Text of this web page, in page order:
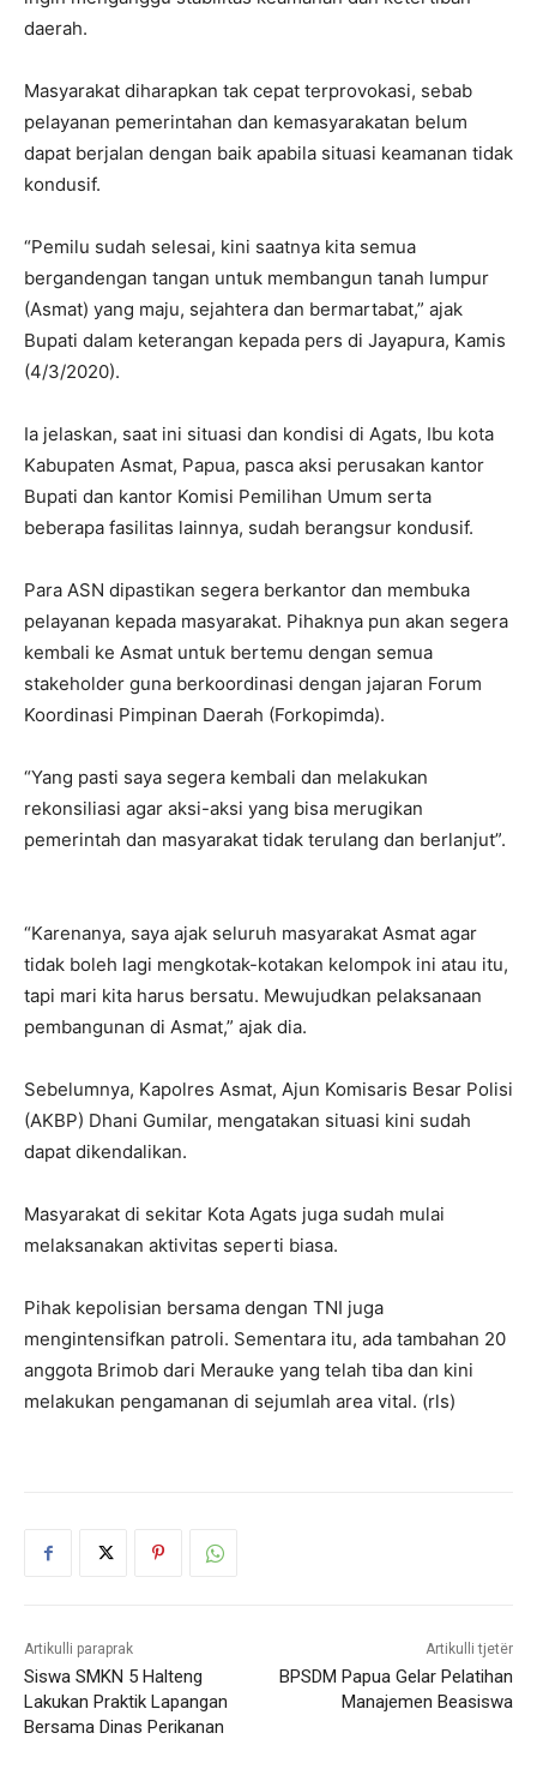
daerah. ⠀
Masyarakat diharapkan tak cepat terprovokasi, sebab
pelayanan pemerintahan dan kemasyarakatan belum
dapat berjalan dengan baik apabila situasi keamanan tidak
kondusif.⠀
“Pemilu sudah selesai, kini saatnya kita semua
bergandengan tangan untuk membangun tanah lumpur
(Asmat) yang maju, sejahtera dan bermartabat,” ajak
Bupati dalam keterangan kepada pers di Jayapura, Kamis
(4/3/2020).
Ia jelaskan, saat ini situasi dan kondisi di Agats, Ibu kota
Kabupaten Asmat, Papua, pasca aksi perusakan kantor
Bupati dan kantor Komisi Pemilihan Umum serta
beberapa fasilitas lainnya, sudah berangsur kondusif. ⠀
Para ASN dipastikan segera berkantor dan membuka
pelayanan kepada masyarakat. Pihaknya pun akan segera
kembali ke Asmat untuk bertemu dengan semua
stakeholder guna berkoordinasi dengan jajaran Forum
Koordinasi Pimpinan Daerah (Forkopimda).⠀
“Yang pasti saya segera kembali dan melakukan
rekonsiliasi agar aksi-aksi yang bisa merugikan
pemerintah dan masyarakat tidak terulang dan berlanjut”.
“Karenanya, saya ajak seluruh masyarakat Asmat agar
tidak boleh lagi mengkotak-kotakan kelompok ini atau itu,
tapi mari kita harus bersatu. Mewujudkan pelaksanaan
pembangunan di Asmat,” ajak dia.⠀
Sebelumnya, Kapolres Asmat, Ajun Komisaris Besar Polisi
(AKBP) Dhani Gumilar, mengatakan situasi kini sudah
dapat dikendalikan.⠀
Masyarakat di sekitar Kota Agats juga sudah mulai
melaksanakan aktivitas seperti biasa.⠀
Pihak kepolisian bersama dengan TNI juga
mengintensifkan patroli. Sementara itu, ada tambahan 20
anggota Brimob dari Merauke yang telah tiba dan kini
melakukan pengamanan di sejumlah area vital. (rls)
Artikulli paraprak
Siswa SMKN 5 Halteng
Lakukan Praktik Lapangan
Bersama Dinas Perikanan
Artikulli tjetër
BPSDM Papua Gelar Pelatihan
Manajemen Beasiswa